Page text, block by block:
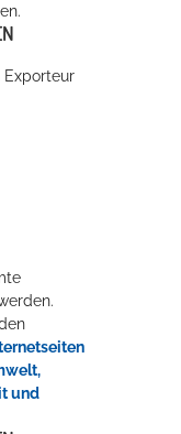
Exporteur
und